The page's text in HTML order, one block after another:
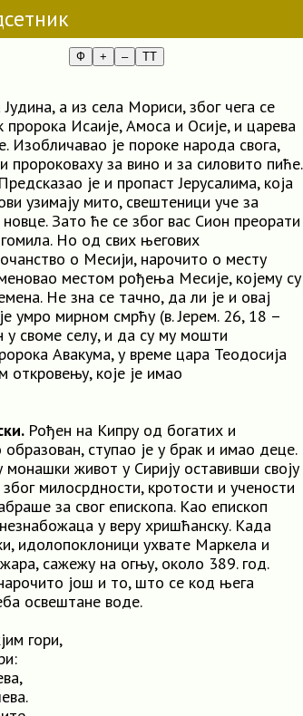
Ф + – TT
а из села Мориси, због чега се
Исаије, Амоса и Осије, и царева
Изобличавао је пороке народа свога,
пророковаху за вино и за силовито пиће.
је и пропаст Јерусалима, која
узимају мито, свештеници уче за
Зато ће се због вас Сион преорати
Но од свих његових
о Месији, нарочито о месту
местом рођења Месије, којему су
Не зна се тачно, да ли је и овај
умро мирном смрћу (в. Јерем. 26, 18 –
своме селу, и да су му мошти
Авакума, у време цара Теодосија
откровењу, које је имао
Рођен на Кипру од богатих и
ступао је у брак и имао деце.
живот у Сирију оставивши своју
милосрдности, кротости и учености
за свог епископа. Као епископ
у веру хришћанску. Када
идолопоклоници ухвате Маркела и
сажежу на огњу, около 389. год.
још и то, што се код њега
освештане воде.
гори,